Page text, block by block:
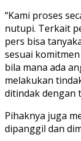
“Kami proses
nutupi. Terkait
pers bisa
sesuai
bila mana ada
melakukan
ditindak dengan
Pihaknya juga
dipanggil dan